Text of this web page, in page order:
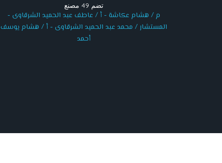
تضم 49 مصنع
م / هشام عكاشة - أ / عاطف عبد الحميد الشرقاوى -
المستشار / محمد عبد الحميد الشرقاوى - أ / هشام يوسف
أحمد